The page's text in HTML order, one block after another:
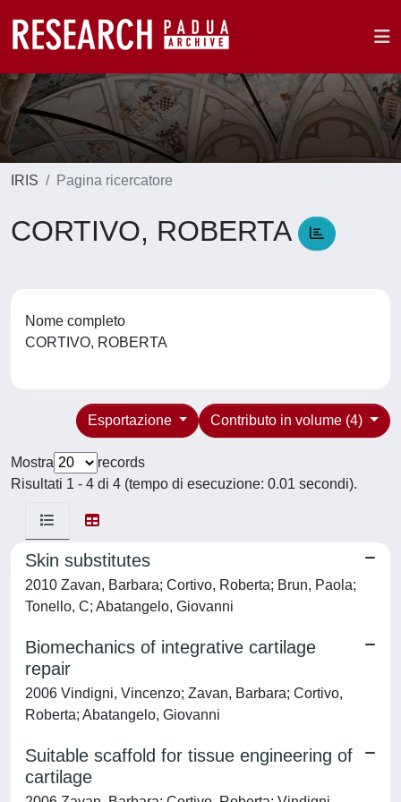
IRIS Pagina ricercatore
CORTIVO, ROBERTA
Nome completo
CORTIVO, ROBERTA
Contributo in volume (4)
Esportazione
Mostra
records
Risultati 1 - 4 di 4 (tempo di esecuzione: 0.01 secondi).
Skin substitutes
2010 Zavan, Barbara; Cortivo, Roberta; Brun, Paola;
Tonello, C; Abatangelo, Giovanni
Biomechanics of integrative cartilage
repair
2006 Vindigni, Vincenzo; Zavan, Barbara; Cortivo,
Roberta; Abatangelo, Giovanni
Suitable scaffold for tissue engineering of
cartilage